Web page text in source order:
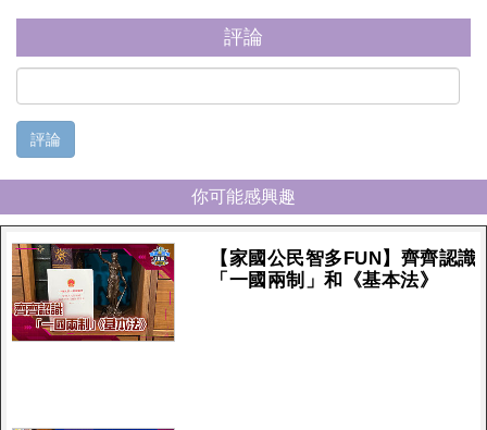
評論
評論
你可能感興趣
【家國公民智多FUN】齊齊認識
「一國兩制」和《基本法》